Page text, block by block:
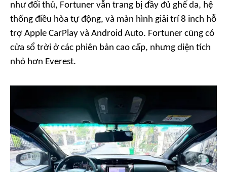
như đối thủ, Fortuner vẫn trang bị đầy đủ ghế da, hệ
thống điều hòa tự động, và màn hình giải trí 8 inch hỗ
trợ Apple CarPlay và Android Auto. Fortuner cũng có
cửa sổ trời ở các phiên bản cao cấp, nhưng diện tích
nhỏ hơn Everest.